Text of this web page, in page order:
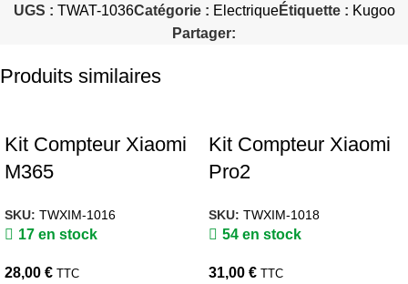
UGS : TWAT-1036Catégorie : ElectriqueÉtiquette : Kugoo
Partager:
Produits similaires
Kit Compteur Xiaomi
M365
SKU: TWXIM-1016
17 en stock
28,00 € TTC
Kit Compteur Xiaomi
Pro2
SKU: TWXIM-1018
54 en stock
31,00 € TTC